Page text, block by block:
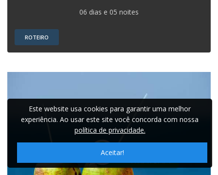
06 dias e 05 noites
ROTEIRO
Este website usa cookies para garantir uma melhor
experiência. Ao usar este site você concorda com nossa
política de privacidade.
Aceitar!